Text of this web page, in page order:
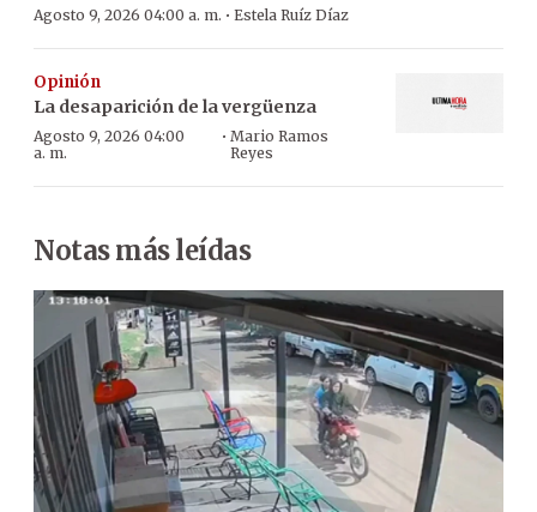
Agosto 9, 2026 04:00 a. m. · Estela Ruíz Díaz
Opinión
La desaparición de la vergüenza
Agosto 9, 2026 04:00
a. m.
· Mario Ramos
Reyes
Notas más leídas